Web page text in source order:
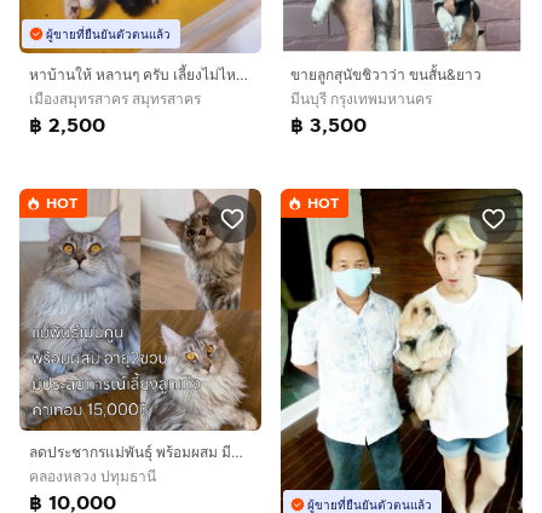
ผู้ขายที่ยืนยันตัวตนแล้ว
หาบ้านให้ หลานๆ ครับ เลี้ยงไม่ไหว เอาไปแบบในราคาแบ่งเลี้ยงครับ
เมืองสมุทรสาคร สมุทรสาคร
฿ 2,500
ขายลูกสุนัขชิวาว่า ขนสั้น&ยาว
มีนบุรี กรุงเทพมหานคร
฿ 3,500
HOT
ลดประชากรแม่พันธุ์ พร้อมผสม มีทั้งพันธุ์เมนคูนและมันช์กิ้นขาสั้น
คลองหลวง ปทุมธานี
฿ 10,000
HOT
ผู้ขายที่ยืนยันตัวตนแล้ว